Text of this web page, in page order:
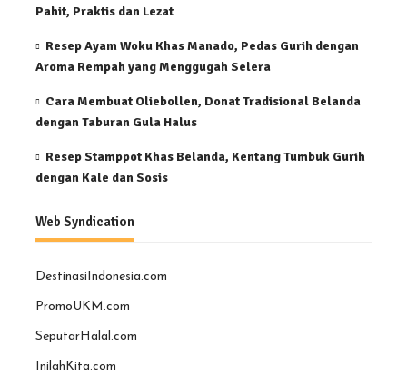
Pahit, Praktis dan Lezat
Resep Ayam Woku Khas Manado, Pedas Gurih dengan
Aroma Rempah yang Menggugah Selera
Cara Membuat Oliebollen, Donat Tradisional Belanda
dengan Taburan Gula Halus
Resep Stamppot Khas Belanda, Kentang Tumbuk Gurih
dengan Kale dan Sosis
Web Syndication
DestinasiIndonesia.com
PromoUKM.com
SeputarHalal.com
InilahKita.com